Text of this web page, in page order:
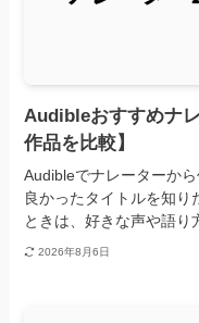
Audibleおすすめナ
作品を比較】
Audibleでナレーターか
良かったタイトルを知
ときは、好きな声や語り
2026年8月6日